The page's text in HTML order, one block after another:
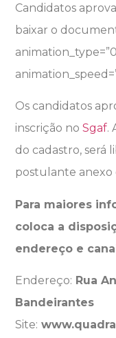
Candidatos
baixar o
Os candidatos
inscrição noSgaf.
do cadastro, será
postulante anexo
Para maiores
coloca a
endereço e
Endereço: Rua
Bandeirantes
Site: